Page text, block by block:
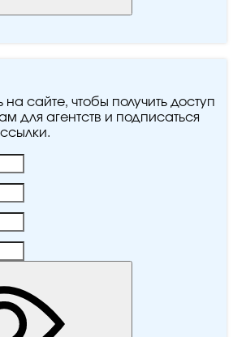
сайте, чтобы получить доступ
для агентств и подписаться